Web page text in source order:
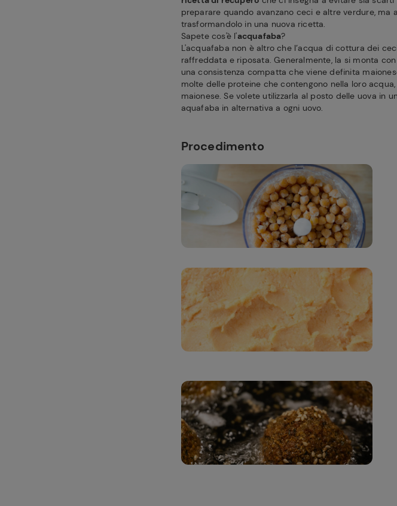
preparare quando avanzano ceci e altre verdure, ma
trasformandolo in una nuova ricetta.
Sapete cos'è l'acquafaba?
L'acquafaba non è altro che l’acqua di cottura dei
raffreddata e riposata. Generalmente, la si monta
una consistenza compatta che viene definita
molte delle proteine che contengono nella loro
maionese. Se volete utilizzarla al posto delle uova in
aquafaba in alternativa a ogni uovo.
Procedimento